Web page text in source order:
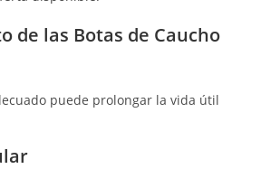
de las Botas de Caucho
puede prolongar la vida útil